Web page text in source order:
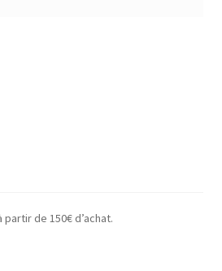
de 150€ d’achat.